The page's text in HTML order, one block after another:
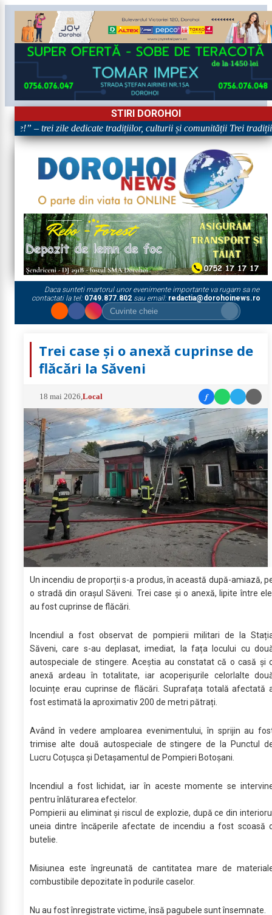
STIRI DOROHOI
– trei zile dedicate tradițiilor, culturii și comunității Trei tradiții.
Daca sunteti martorul unor evenimente importante va rugam sa ne
contactati la tel: 0749.877.802sau email: redactia@dorohoinews.ro
Trei case și o anexă cuprinse de
flăcări la Săveni
18 mai 2026 ,Local f
Un incendiu de proporții s-a produs, în această după-amiază,
o stradă din orașul Săveni. Trei case și o anexă, lipite între
au fost cuprinse de flăcări.
Incendiul a fost observat de pompierii militari de la
Săveni, care s-au deplasat, imediat, la fața locului cu
autospeciale de stingere. Aceștia au constatat că o casă și
anexă ardeau în totalitate, iar acoperișurile celorlalte
locuințe erau cuprinse de flăcări. Suprafața totală afectată
fost estimată la aproximativ 200 de metri pătrați.
Având în vedere amploarea evenimentului, în sprijin au
trimise alte două autospeciale de stingere de la Punctul
Lucru Coțușca și Detașamentul de Pompieri Botoșani.
Incendiul a fost lichidat, iar în aceste momente se
pentru înlăturarea efectelor.
Pompierii au eliminat și riscul de explozie, după ce din
uneia dintre încăperile afectate de incendiu a fost scoasă
butelie.
Misiunea este îngreunată de cantitatea mare de
combustibile depozitate în podurile caselor.
Nu au fost înregistrate victime, însă pagubele sunt însemnate.